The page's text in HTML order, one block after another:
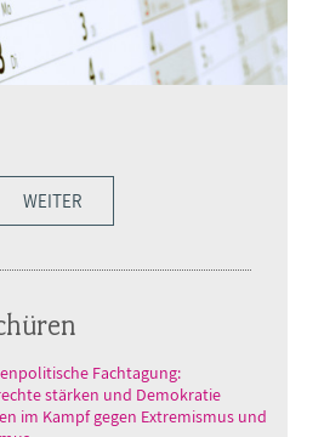
WEITER
Fachtagung:
stärken und Demokratie
im Kampf gegen Extremismus und